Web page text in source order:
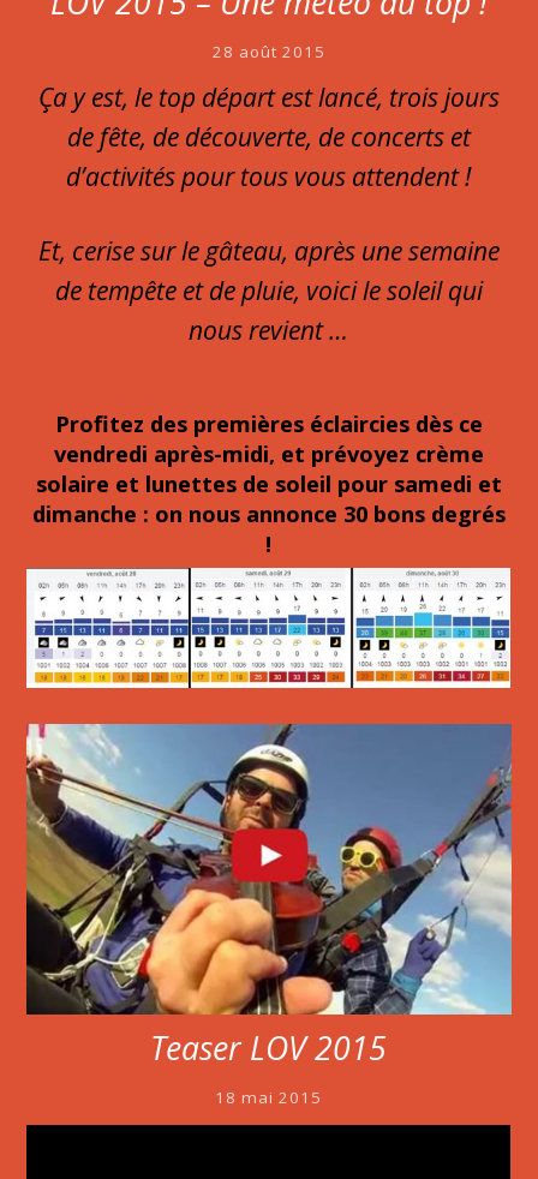
28 août 2015
Ça y est, le top départ est lancé, trois jours
de fête, de découverte, de concerts et
d’activités pour tous vous attendent !
Et, cerise sur le gâteau, après une semaine
de tempête et de pluie, voici le soleil qui
nous revient …
Profitez des premières éclaircies dès ce
vendredi après-midi, et prévoyez crème
solaire et lunettes de soleil pour samedi et
dimanche : on nous annonce 30 bons degrés
!
Teaser LOV 2015
18 mai 2015